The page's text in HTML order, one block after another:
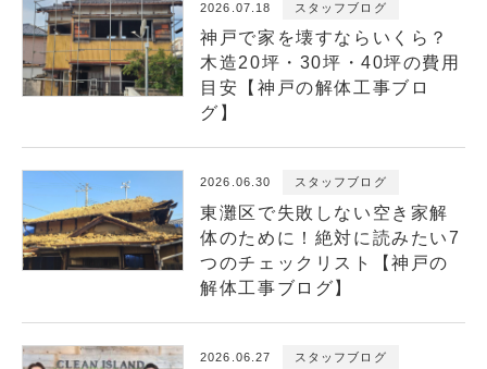
2026.07.18 スタッフブログ
神戸で家を壊すならいくら？
木造20坪・30坪・40坪の費用
目安【神戸の解体工事ブロ
グ】
2026.06.30 スタッフブログ
東灘区で失敗しない空き家解
体のために！絶対に読みたい7
つのチェックリスト【神戸の
解体工事ブログ】
2026.06.27 スタッフブログ